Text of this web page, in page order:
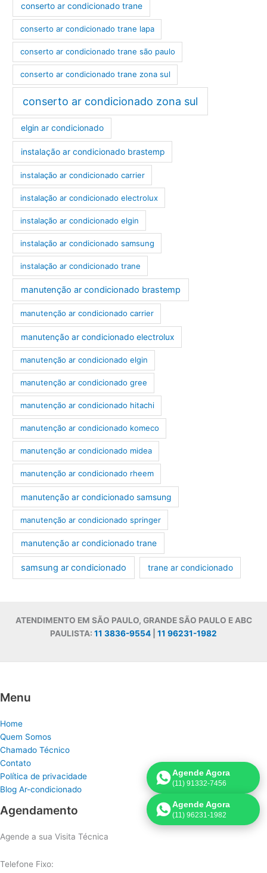
conserto ar condicionado trane
conserto ar condicionado trane lapa
conserto ar condicionado trane são paulo
conserto ar condicionado trane zona sul
conserto ar condicionado zona sul
elgin ar condicionado
instalação ar condicionado brastemp
instalação ar condicionado carrier
instalação ar condicionado electrolux
instalação ar condicionado elgin
instalação ar condicionado samsung
instalação ar condicionado trane
manutenção ar condicionado brastemp
manutenção ar condicionado carrier
manutenção ar condicionado electrolux
manutenção ar condicionado elgin
manutenção ar condicionado gree
manutenção ar condicionado hitachi
manutenção ar condicionado komeco
manutenção ar condicionado midea
manutenção ar condicionado rheem
manutenção ar condicionado samsung
manutenção ar condicionado springer
manutenção ar condicionado trane
samsung ar condicionado trane ar condicionado
ATENDIMENTO EM SÃO PAULO, GRANDE SÃO PAULO E ABC
PAULISTA: 11 3836-9554 11 96231-1982
Menu
Home
Quem Somos
Chamado Técnico
Contato
Política de privacidade
Blog Ar-condicionado
Agendamento
Agende a sua Visita Técnica
Telefone Fixo:
Agende Agora
(11) 91332-7456
Agende Agora
(11) 96231-1982